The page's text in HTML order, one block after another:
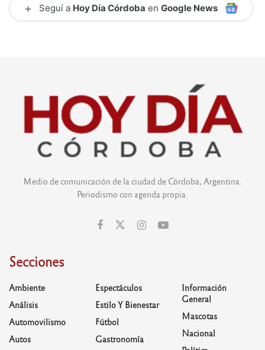
+ Seguí a Hoy Día Córdoba en Google News
Medio de comunicación de la ciudad de Córdoba, Argentina.
Periodismo con agenda propia.
Secciones
Ambiente
Análisis
Automovilismo
Autos
Espectáculos
Estilo Y Bienestar
Fútbol
Gastronomía
Información
General
Mascotas
Nacional